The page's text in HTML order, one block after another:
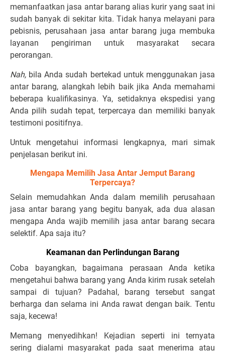
memanfaatkan jasa antar barang alias kurir yang saat ini
sudah banyak di sekitar kita. Tidak hanya melayani para
pebisnis, perusahaan jasa antar barang juga membuka
layanan pengiriman untuk masyarakat secara
perorangan.
Nah, bila Anda sudah bertekad untuk menggunakan jasa
antar barang, alangkah lebih baik jika Anda memahami
beberapa kualifikasinya. Ya, setidaknya ekspedisi yang
Anda pilih sudah tepat, terpercaya dan memiliki banyak
testimoni positifnya.
Untuk mengetahui informasi lengkapnya, mari simak
penjelasan berikut ini.
Mengapa Memilih Jasa Antar Jemput Barang
Terpercaya?
Selain memudahkan Anda dalam memilih perusahaan
jasa antar barang yang begitu banyak, ada dua alasan
mengapa Anda wajib memilih jasa antar barang secara
selektif. Apa saja itu?
Keamanan dan Perlindungan Barang
Coba bayangkan, bagaimana perasaan Anda ketika
mengetahui bahwa barang yang Anda kirim rusak setelah
sampai di tujuan? Padahal, barang tersebut sangat
berharga dan selama ini Anda rawat dengan baik. Tentu
saja, kecewa!
Memang menyedihkan! Kejadian seperti ini ternyata
sering dialami masyarakat pada saat menerima atau